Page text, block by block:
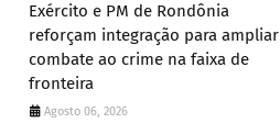
Exército e PM de Rondônia
reforçam integração para ampliar
combate ao crime na faixa de
fronteira
Agosto 06, 2026